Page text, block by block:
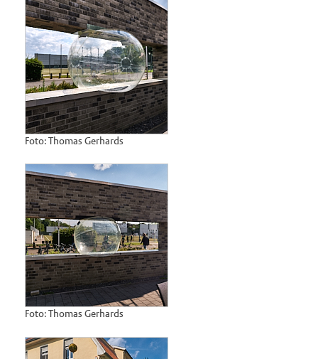
Foto: Thomas Gerhards
Foto: Thomas Gerhards